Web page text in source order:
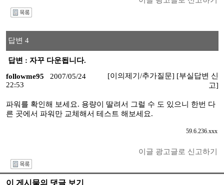
답변 4
답변 : 자꾸 다운됩니다.
followme95
2007/05/24
22:53
[이의제기/추가질문] [부실답변 신
고]
파워를 확인해 보세요. 용량이 딸려서 그럴 수 도 있으니 한번 다
른 곳에서 파워만 교체해서 테스트 해보세요.
59.6.236.xxx
이글 광고글로 신고하기
이 게시물의 댓글 보기